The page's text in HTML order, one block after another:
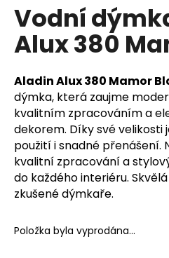
produktu
je
0,0
z
hvězdiček.
Vodní
Alux 380
Aladin Alux 380 Mamor
dýmka, která zaujme
kvalitním zpracováním a
dekorem. Díky své
použití i snadné přenášení.
kvalitní zpracování a
do každého interiéru.
zkušené dýmkaře.
Položka byla vyprodána…
D
o
p
o
r
u
č
u
j
e
m
e